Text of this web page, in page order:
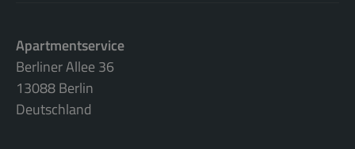
Apartmentservice
Berliner Allee 36
13088 Berlin
Deutschland